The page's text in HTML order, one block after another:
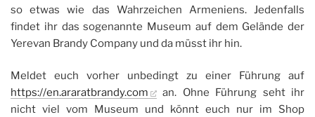
so etwas wie das Wahrzeichen Armeniens. Jedenfalls
findet ihr das sogenannte Museum auf dem Gelände der
Yerevan Brandy Company und da müsst ihr hin.
Meldet euch vorher unbedingt zu einer Führung auf
https://en.araratbrandy.com
an. Ohne Führung seht ihr
nicht viel vom Museum und könnt euch nur im Shop